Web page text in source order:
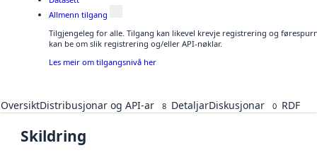
Allmenn tilgang
Tilgjengeleg for alle. Tilgang kan likevel krevje registrering og
kan be om slik registrering og/eller API-nøklar.
Les meir om tilgangsnivå her
OversiktDistribusjonar og API-ar 8 DetaljarDiskusjonar 0 RDF
Skildring